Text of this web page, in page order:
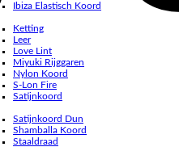
Ibiza Elastisch Koord
Ketting
Leer
Love Lint
Miyuki Rijggaren
Nylon Koord
S-Lon Fire
Satijnkoord
Satijnkoord Dun
Shamballa Koord
Staaldraad